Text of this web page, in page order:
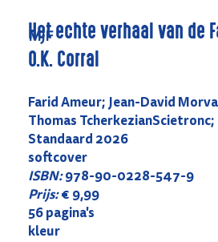
MJF
Het echte verhaal van de
O.K. Corral
Farid Ameur; Jean-David
Thomas TcherkezianScietronc;
Standaard 2026
softcover
ISBN:978-90-0228-547-9
Prijs:€ 9,99
56 pagina's
kleur